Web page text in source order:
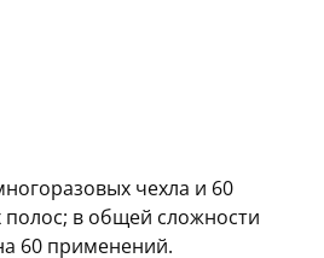
чехла и 60
полос; в общей сложности
60 применений.